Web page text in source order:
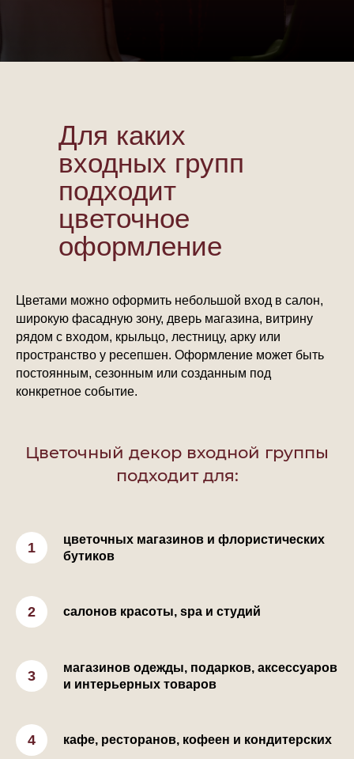
Для каких
входных групп
подходит
цветочное
оформление
Цветами можно оформить небольшой вход в салон,
широкую фасадную зону, дверь магазина, витрину
рядом с входом, крыльцо, лестницу, арку или
пространство у ресепшен. Оформление может быть
постоянным, сезонным или созданным под
конкретное событие.
Цветочный декор входной группы
подходит для:
цветочных магазинов и флористических
бутиков
салонов красоты, spa и студий
магазинов одежды, подарков, аксессуаров
и интерьерных товаров
кафе, ресторанов, кофеен и кондитерских